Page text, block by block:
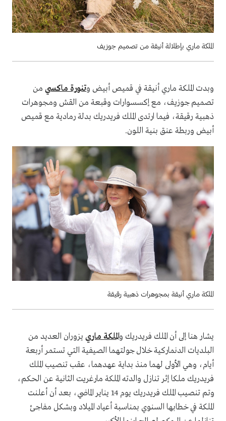
الملكة ماري بإطلالة أنيقة من تصميم جوزيف
وبدت الملكة ماري أنيقة في قميص أبيض وتنورة ماكسي من
تصميم جوزيف، مع إكسسوارات وقبعة من القش ومجوهرات
ذهبية رقيقة، فيما ارتدى الملك فريدريك بدلة رمادية مع قميص
أبيض وربطة عنق بنية اللون.
الملكة ماري أنيقة بمجوهرات ذهبية رقيقة
يشار هنا إلى أن الملك فريدريك والملكة ماري يزوران العديد من
البلديات الدنماركية خلال جولتهما الصيفية التي تستمر أربعة
أيام، وهي الأولى لهما منذ بداية عهدهما، عقب تنصيب الملك
فريدريك ملكا إثر تنازل والدته الملكة مارغريت الثانية عن الحكم،
وتم تنصيب الملك فريدريك يوم 14 يناير الماضي، بعد أن أعلنت
الملكة في خطابها السنوي بمناسبة أعياد الميلاد وبشكل مفاجئ